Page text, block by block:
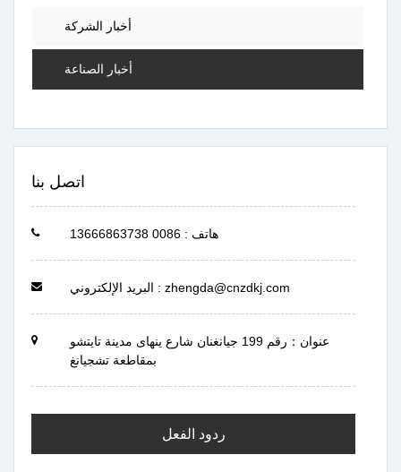
أخبار الشركة
أخبار الصناعة
اتصل بنا
هاتف : 0086 13666863738
البريد الإلكتروني : zhengda@cnzdkj.com
عنوان：رقم 199 جيانغنان شارع ينهاى مدينة تايتشو
بمقاطعة تشجيانغ
ردود الفعل